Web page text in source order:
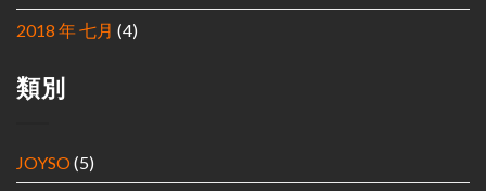
2018 年 七月 (4)
類別
JOYSO(5)